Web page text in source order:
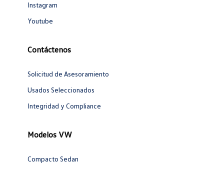
Instagram
Youtube
Contáctenos
Solicitud de Asesoramiento
Usados Seleccionados
Integridad y Compliance
Modelos VW
Compacto Sedan